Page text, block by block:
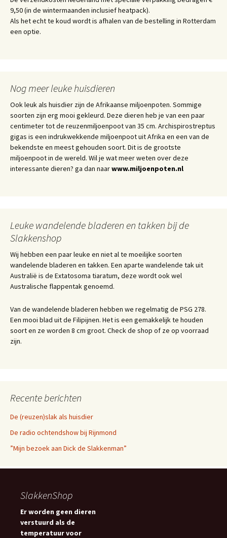
9,50 (in de wintermaanden inclusief heatpack).
Als het echt te koud wordt is afhalen van de bestelling in Rotterdam
een optie.
Nog meer leuke huisdieren
Ook leuk als huisdier zijn de Afrikaanse miljoenpoten. Sommige
soorten zijn erg mooi gekleurd. Deze dieren heb je van een paar
centimeter tot de reuzenmiljoenpoot van 35 cm. Archispirostreptus
gigas is een indrukwekkende miljoenpoot uit Afrika en een van de
bekendste en meest gehouden soort. Dit is de grootste
miljoenpoot in de wereld. Wil je wat meer weten over deze
interessante dieren? ga dan naarwww.miljoenpoten.nl
Leuke wandelende bladeren en takken bij de
Slakkenshop
Wij hebben een paar leuke en niet al te moeilijke soorten
wandelende bladeren en takken. Een aparte wandelende tak uit
Australië is de Extatosoma tiaratum, deze wordt ook wel
Australische flappentak genoemd.
Van de wandelende bladeren hebben we regelmatig de PSG 278.
Een mooi blad uit de Filipijnen. Het is een gemakkelijk te houden
soort en ze worden 8 cm groot. Check de shop of ze op voorraad
zijn.
Recente berichten
De (reuzen)slak als huisdier
De radio ochtendshow bij Rijnmond
”Mijn bezoek aan Dick de Slakkenman”
SlakkenShop
Er worden geen dieren
verstuurd als de
temperatuur voor